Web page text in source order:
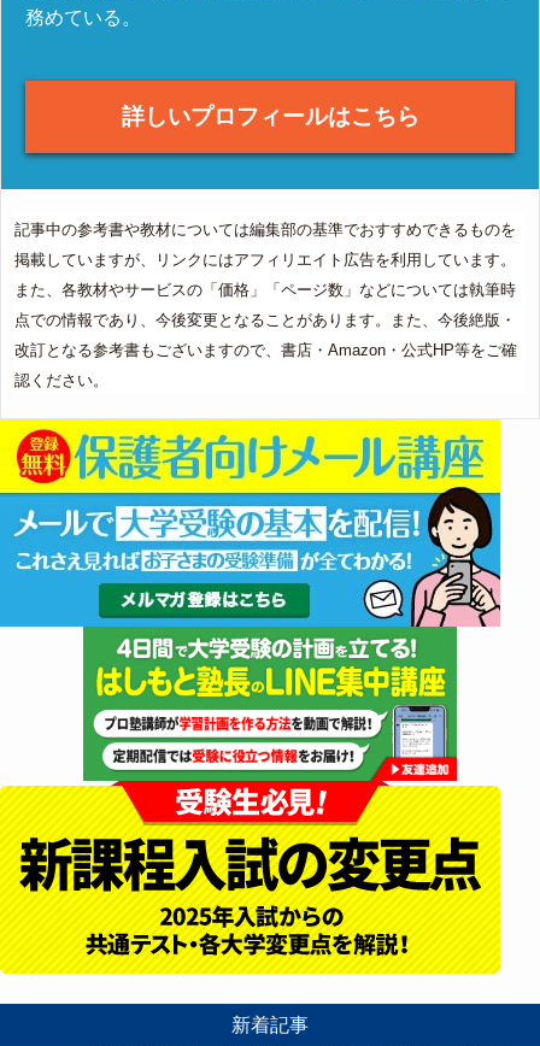
務めている。
詳しいプロフィールはこちら
記事中の参考書や教材については編集部の基準でおすすめできるものを
掲載していますが、リンクにはアフィリエイト広告を利用しています。
また、各教材やサービスの「価格」「ページ数」などについては執筆時
点での情報であり、今後変更となることがあります。また、今後絶版・
改訂となる参考書もございますので、書店・Amazon・公式HP等をご確
認ください。
新着記事